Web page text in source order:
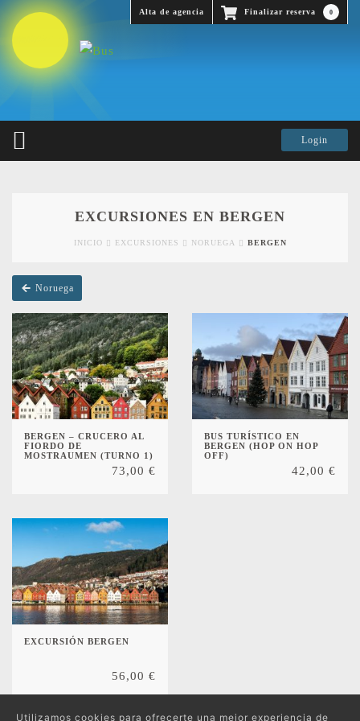
Finalizar reserva 0
Alta de agencia
EXCURSIONES EN BERGEN
INICIO EXCURSIONES NORUEGA BERGEN
Noruega
BERGEN – CRUCERO AL
FIORDO DE
MOSTRAUMEN (TURNO 1)
73,00 €
BUS TURÍSTICO EN
BERGEN (HOP ON HOP
OFF)
42,00 €
EXCURSIÓN BERGEN
56,00 €
Utilizamos cookies para ofrecerte una mejor experiencia de